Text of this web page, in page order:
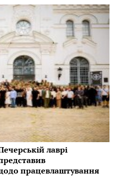
лаврі
працевлаштування